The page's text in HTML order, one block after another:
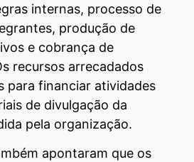
internas, processo de
produção de
e cobrança de
recursos arrecadados
para financiar atividades
de divulgação da
pela organização.
apontaram que os